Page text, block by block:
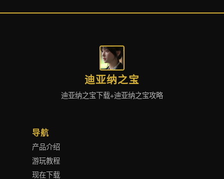
迪亚纳之宝
迪亚纳之宝下载+迪亚纳之宝攻略
导航
产品介绍
游玩教程
现在下载